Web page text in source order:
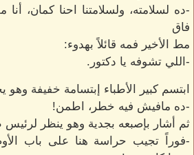
-ده لسلامته، ولسلامتنا احنا كمان،
فاق
مط الأخير فمه قائلاً بهدوء:
-اللي تشوفه يا دكتور.
ابتسم كبير الأطباء إبتسامة خفيفة وهو
-ده مافيش فيه خطر، اطمن!
ثم أشار بإصبعه بجدية وهو ينظر
-فوراً تجيب حراسة هنا على باب